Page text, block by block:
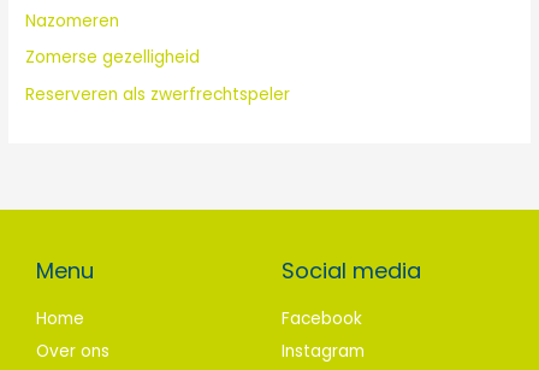
:Nazomeren
Zomerse gezelligheid
Reserveren als zwerfrechtspeler
Menu
Home
Over ons
Social media
Facebook
Instagram